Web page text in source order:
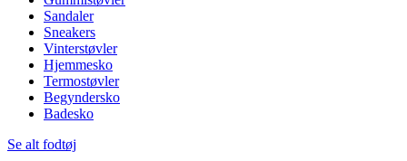
Sandaler
Sneakers
Vinterstøvler
Hjemmesko
Termostøvler
Begyndersko
Badesko
Se alt fodtøj